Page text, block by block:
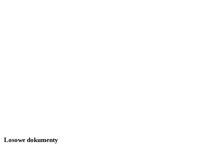
Losowe dokumenty